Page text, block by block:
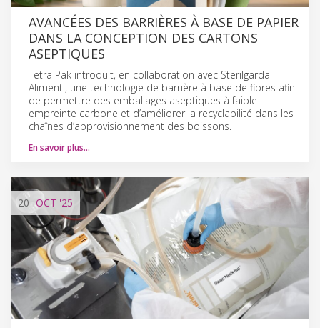
AVANCÉES DES BARRIÈRES À BASE DE PAPIER
DANS LA CONCEPTION DES CARTONS
ASEPTIQUES
Tetra Pak introduit, en collaboration avec Sterilgarda
Alimenti, une technologie de barrière à base de fibres afin
de permettre des emballages aseptiques à faible
empreinte carbone et d’améliorer la recyclabilité dans les
chaînes d’approvisionnement des boissons.
En savoir plus…
20 OCT '25